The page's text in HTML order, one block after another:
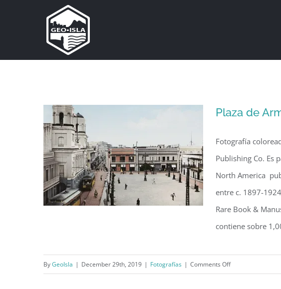
Plaza de Armas (c. 1903)
Plaza de
Fotografía
Publishing Co. Es
North America
entre c. 1897-
Rare Book &
contiene sobre
ByGeoIsla | December 29th, 2019 | Fotografías | Comments Offon